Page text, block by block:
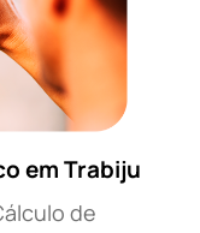
em Trabiju
de